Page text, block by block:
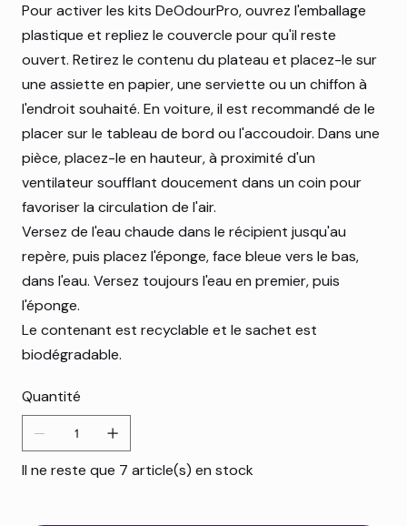
Pour activer les kits DeOdourPro, ouvrez l'emballage
plastique et repliez le couvercle pour qu'il reste
ouvert. Retirez le contenu du plateau et placez-le sur
une assiette en papier, une serviette ou un chiffon à
l'endroit souhaité. En voiture, il est recommandé de le
placer sur le tableau de bord ou l'accoudoir. Dans une
pièce, placez-le en hauteur, à proximité d'un
ventilateur soufflant doucement dans un coin pour
favoriser la circulation de l'air.
Versez de l'eau chaude dans le récipient jusqu'au
repère, puis placez l'éponge, face bleue vers le bas,
dans l'eau. Versez toujours l'eau en premier, puis
l'éponge.
Le contenant est recyclable et le sachet est
biodégradable.
Quantité
Il ne reste que 7 article(s) en stock